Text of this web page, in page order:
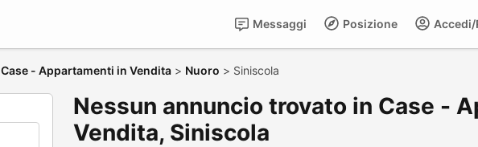
Posizione
Messaggi
Case - Appartamenti in Vendita > Nuoro > Siniscola
Nessun annuncio trovato in Case -
Vendita, Siniscola